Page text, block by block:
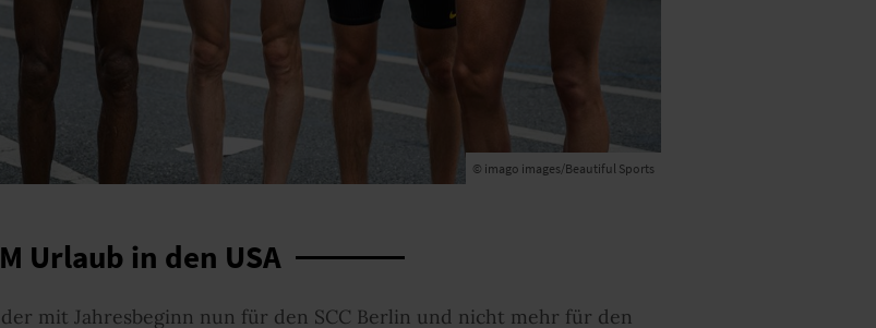
© imago images/Beautiful Sports
Urlaub in den USA
mit Jahresbeginn nun für den SCC Berlin und nicht mehr für den